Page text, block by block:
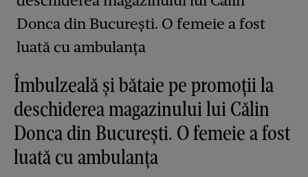
Îmbulzeală și bătaie pe promoții la
deschiderea magazinului lui Călin
Donca din București. O femeie a fost
luată cu ambulanța